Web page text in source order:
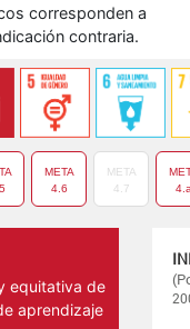
corresponden a
contraria.
META
4.6
META
4.7
equitativa de
aprendizaje